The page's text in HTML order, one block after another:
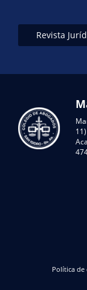
Revista
Política de